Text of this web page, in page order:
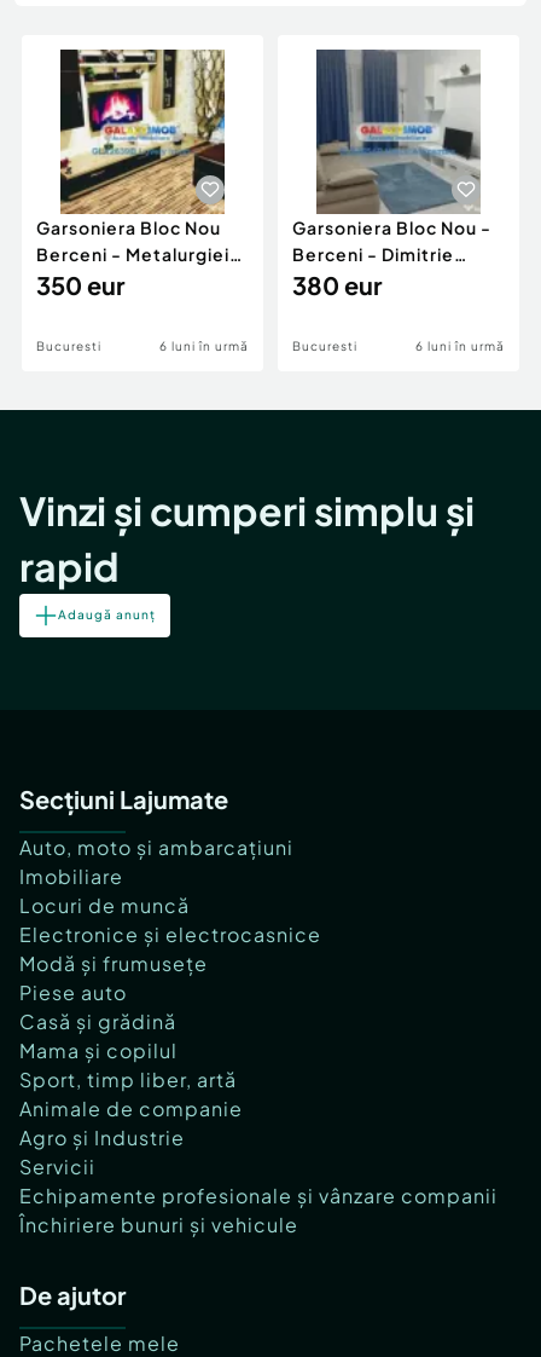
Animale de companie
Afaceri și echipamente profesionale
Inchiriere Bunuri si Vehicule
Piese auto si accesorii
Dacia Duster
Garsoniera Bloc Nou
Berceni - Metalurgiei
Park - Postalionul
350 eur
Bucuresti 6 luni în urmă
Garsoniera Bloc Nou -
Berceni - Dimitrie
Leonida
380 eur
Bucuresti 6 luni în urmă
Vinzi și cumperi simplu și
rapid
Adaugă anunț
Secțiuni Lajumate
Auto, moto și ambarcațiuni
Imobiliare
Locuri de muncă
Electronice și electrocasnice
Modă și frumusețe
Piese auto
Casă și grădină
Mama și copilul
Sport, timp liber, artă
Animale de companie
Agro și Industrie
Servicii
Echipamente profesionale și vânzare companii
Închiriere bunuri și vehicule
De ajutor
Pachetele mele